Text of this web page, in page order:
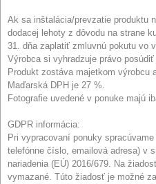
Ak sa inštalácia/prevzatie produktu
dodacej lehoty z dôvodu na strane
31. dňa zaplatiť zmluvnú pokutu vo
Výrobca si vyhradzuje právo
Produkt zostáva majetkom výrobcu
Maďarská DPH je 27 %.
Fotografie uvedené v ponuke majú
GDPR informácia:
Pri vypracovaní ponuky
telefónne číslo, emailová adresa) v
nariadenia (EÚ) 2016/679. Na
vymazané. Túto žiadosť je možné